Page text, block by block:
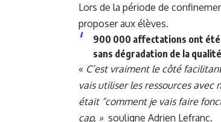
Lors de la période de
proposer aux élèves.
900 000 affectations ont été
sans dégradation de la
« C’est vraiment le côté
vais utiliser les ressources avec
était “comment je vais faire
cap, » souligne Adrien Lefranc.